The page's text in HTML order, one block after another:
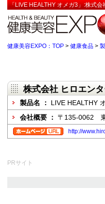
「LIVE HEALTHY オメガ3」:株式
健康美容EXPO：TOP > 健康食品 >
株式会社 ヒロエン
製品名 ： LIVE HEALTHY
会社概要 ： 〒135-0062
http://
PRサイト